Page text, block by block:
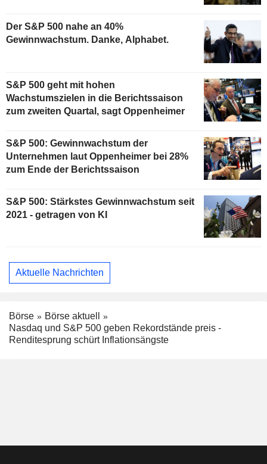
Der S&P 500 nahe an 40%
Gewinnwachstum. Danke, Alphabet.
S&P 500 geht mit hohen
Wachstumszielen in die Berichtssaison
zum zweiten Quartal, sagt Oppenheimer
S&P 500: Gewinnwachstum der
Unternehmen laut Oppenheimer bei 28%
zum Ende der Berichtssaison
S&P 500: Stärkstes Gewinnwachstum seit
2021 - getragen von KI
Aktuelle Nachrichten
Börse
Börse aktuell
Nasdaq und S&P 500 geben Rekordstände preis -
Renditesprung schürt Inflationsängste